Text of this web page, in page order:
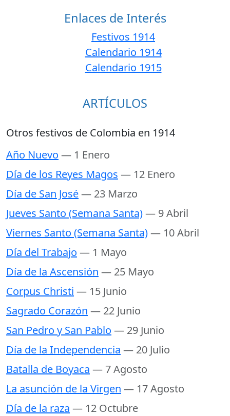
Enlaces de Interés
Festivos 1914
Calendario 1914
Calendario 1915
ARTÍCULOS
Otros festivos de Colombia en 1914
Año Nuevo — 1 Enero
Día de los Reyes Magos — 12 Enero
Día de San José— 23 Marzo
Jueves Santo (Semana Santa)— 9 Abril
Viernes Santo (Semana Santa)— 10 Abril
Día del Trabajo — 1 Mayo
Día de la Ascensión — 25 Mayo
Corpus Christi — 15 Junio
Sagrado Corazón — 22 Junio
San Pedro y San Pablo — 29 Junio
Día de la Independencia — 20 Julio
Batalla de Boyaca — 7 Agosto
La asunción de la Virgen — 17 Agosto
Día de la raza — 12 Octubre